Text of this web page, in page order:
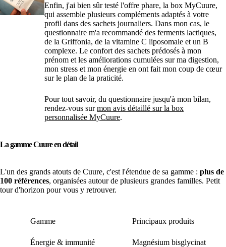
Enfin, j'ai bien sûr testé l'offre phare, la box MyCuure,
qui assemble plusieurs compléments adaptés à votre
profil dans des sachets journaliers. Dans mon cas, le
questionnaire m'a recommandé des ferments lactiques,
de la Griffonia, de la vitamine C liposomale et un B
complexe. Le confort des sachets prédosés à mon
prénom et les améliorations cumulées sur ma digestion,
mon stress et mon énergie en ont fait mon coup de cœur
sur le plan de la praticité.
Pour tout savoir, du questionnaire jusqu'à mon bilan,
rendez-vous surmon avis détaillé sur la box
personnalisée MyCuure.
La gamme Cuure en détail
L'un des grands atouts de Cuure, c'est l'étendue de sa gamme : plus de
100 références, organisées autour de plusieurs grandes familles. Petit
tour d'horizon pour vous y retrouver.
Gamme Principaux produits
Énergie & immunité Magnésium bisglycinate,